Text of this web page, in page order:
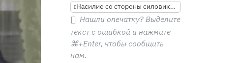
Насилие со стороны силовиков
Нашли опечатку? Выделите
текст с ошибкой и нажмите
⌘+Enter, чтобы сообщить
нам.